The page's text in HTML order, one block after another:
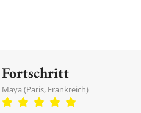
Fortschritt
Maya (Paris, Frankreich)